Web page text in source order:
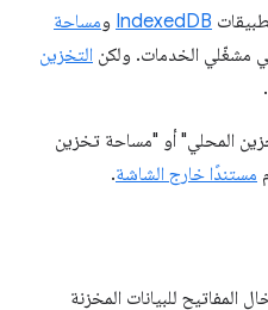
IndexedDB ومساحة
مشغّلي الخدمات. ولكن التخزين
المحلي" أو "مساحة تخزين
مستندًا خارج الشاشة.
المفاتيح للبيانات المخزنة